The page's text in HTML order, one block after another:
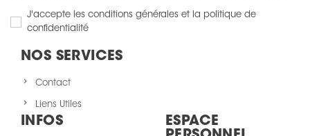
J'accepte les conditions générales et la politique de
confidentialité
NOS SERVICES
Contact
Liens Utiles
INFOS
ESPACE